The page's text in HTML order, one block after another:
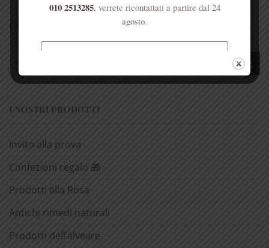
CERCA NEL SITO
I NOSTRI PRODOTTI
Invito alla prova
Confezioni regalo 🎁
Prodotti alla Rosa
Antichi rimedi naturali
Prodotti dell’alveare
010 2513285, verrete ricontattati a partire dal 24
agosto.
superiori a € 50